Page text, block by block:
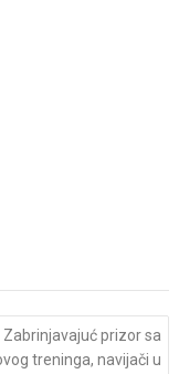
Zabrinjavajuć prizor sa
treninga, navijači u